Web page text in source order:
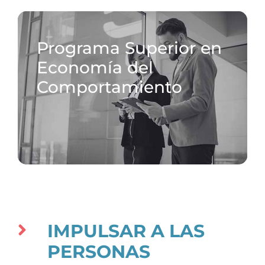
Innovación de Cliente
Experto en
Experiencia de Cliente
Programa Superior en
Economía del
Comportamiento
IMPULSAR A LAS
PERSONAS